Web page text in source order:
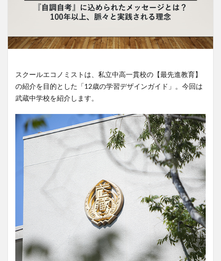
スクールエコノミストは、私立中高一貫校の【最先進教育】
の紹介を目的とした「12歳の学習デザインガイド」。今回は
武蔵中学校を紹介します。